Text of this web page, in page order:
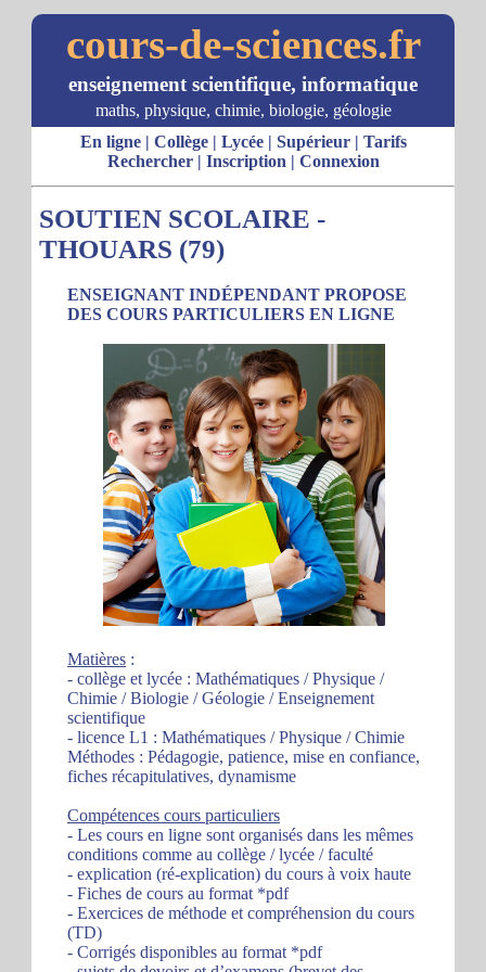
cours-de-sciences.fr
enseignement scientifique, informatique
maths, physique, chimie, biologie, géologie
En ligne| Collège| Lycée| Supérieur| Tarifs
Rechercher| Inscription | Connexion
SOUTIEN SCOLAIRE -
THOUARS (79)
ENSEIGNANT INDÉPENDANT PROPOSE
DES COURS PARTICULIERS EN LIGNE
Matières :
- collège et lycée : Mathématiques / Physique /
Chimie / Biologie / Géologie / Enseignement
scientifique
- licence L1 : Mathématiques / Physique / Chimie
Méthodes : Pédagogie, patience, mise en confiance,
fiches récapitulatives, dynamisme
Compétences cours particuliers
- Les cours en ligne sont organisés dans les mêmes
conditions comme au collège / lycée / faculté
- explication (ré-explication) du cours à voix haute
- Fiches de cours au format *pdf
- Exercices de méthode et compréhension du cours
(TD)
- Corrigés disponibles au format *pdf